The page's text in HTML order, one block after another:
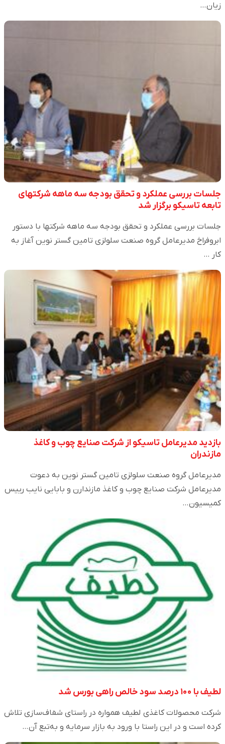
زیان…
جلسات بررسی عملکرد و تحقق بودجه سه ماهه شرکتهای
تابعه تاسیکو برگزار شد
جلسات بررسی عملکرد و تحقق بودجه سه ماهه شرکتها با دستور
ابروفراخ مدیرعامل گروه صنعت سلولزی تامین گستر نوین آغاز به
کار …
بازدید مدیرعامل تاسیکو از شرکت صنایع چوب و کاغذ
مازندران
مدیرعامل گروه صنعت سلولزی تامین گستر نوین به دعوت
مدیرعامل شرکت صنایع چوب و کاغذ مازندارن و بابایی نایب رییس
کمیسیون…
لطیف با ۱۰۰ درصد سود خالص راهی بورس شد
شرکت محصولات کاغذی لطیف همواره در راستای شفاف‌سازی تلاش
کرده است و در این راستا با ورود به بازار سرمایه و به‌تبع آن…